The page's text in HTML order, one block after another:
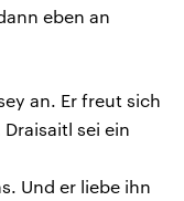
eben an
an. Er freut sich
sei ein
Und er liebe ihn